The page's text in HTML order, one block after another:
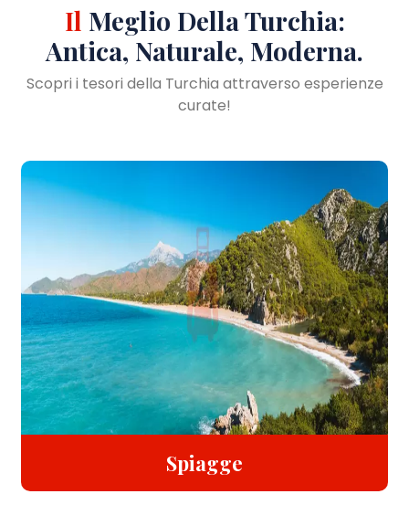
Il Meglio Della Turchia:
Antica, Naturale, Moderna.
Scopri i tesori della Turchia attraverso esperienze
curate!
Spiagge